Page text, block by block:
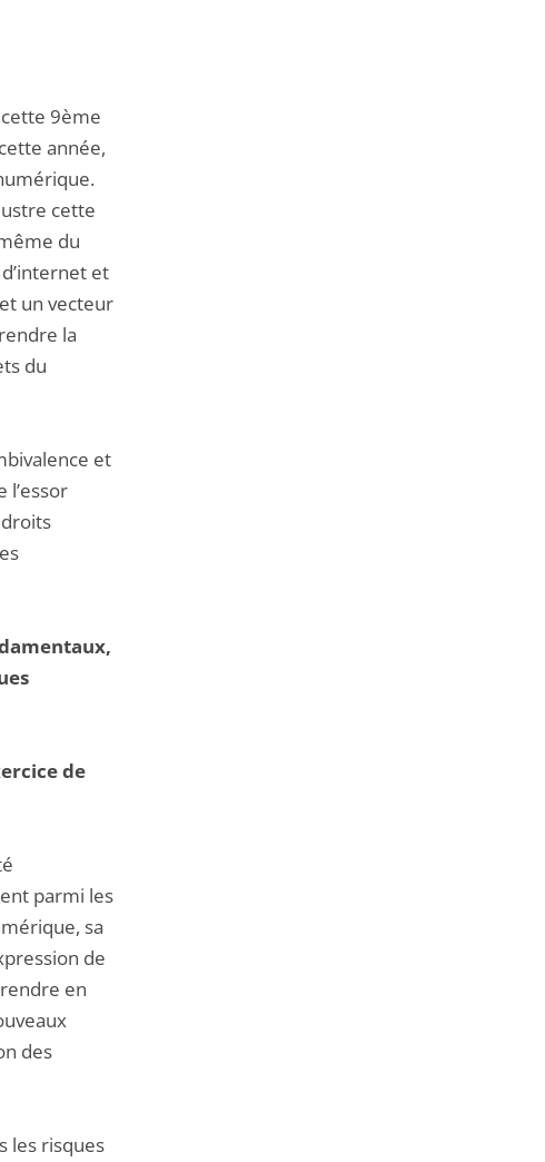
9ème
année,
cette
du
et
un vecteur
la
du
et
l’essor
de
parmi les
sa
de
en
des
les risques